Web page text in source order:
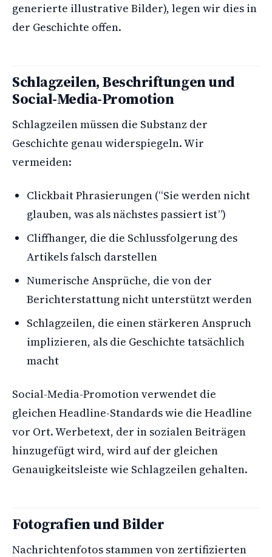
generierte illustrative Bilder), legen wir dies in
der Geschichte offen.
Schlagzeilen, Beschriftungen und
Social-Media-Promotion
Schlagzeilen müssen die Substanz der
Geschichte genau widerspiegeln. Wir
vermeiden:
Clickbait Phrasierungen (“Sie werden nicht
glauben, was als nächstes passiert ist”)
Cliffhanger, die die Schlussfolgerung des
Artikels falsch darstellen
Numerische Ansprüche, die von der
Berichterstattung nicht unterstützt werden
Schlagzeilen, die einen stärkeren Anspruch
implizieren, als die Geschichte tatsächlich
macht
Social-Media-Promotion verwendet die
gleichen Headline-Standards wie die Headline
vor Ort. Werbetext, der in sozialen Beiträgen
hinzugefügt wird, wird auf der gleichen
Genauigkeitsleiste wie Schlagzeilen gehalten.
Fotografien und Bilder
Nachrichtenfotos stammen von zertifizierten